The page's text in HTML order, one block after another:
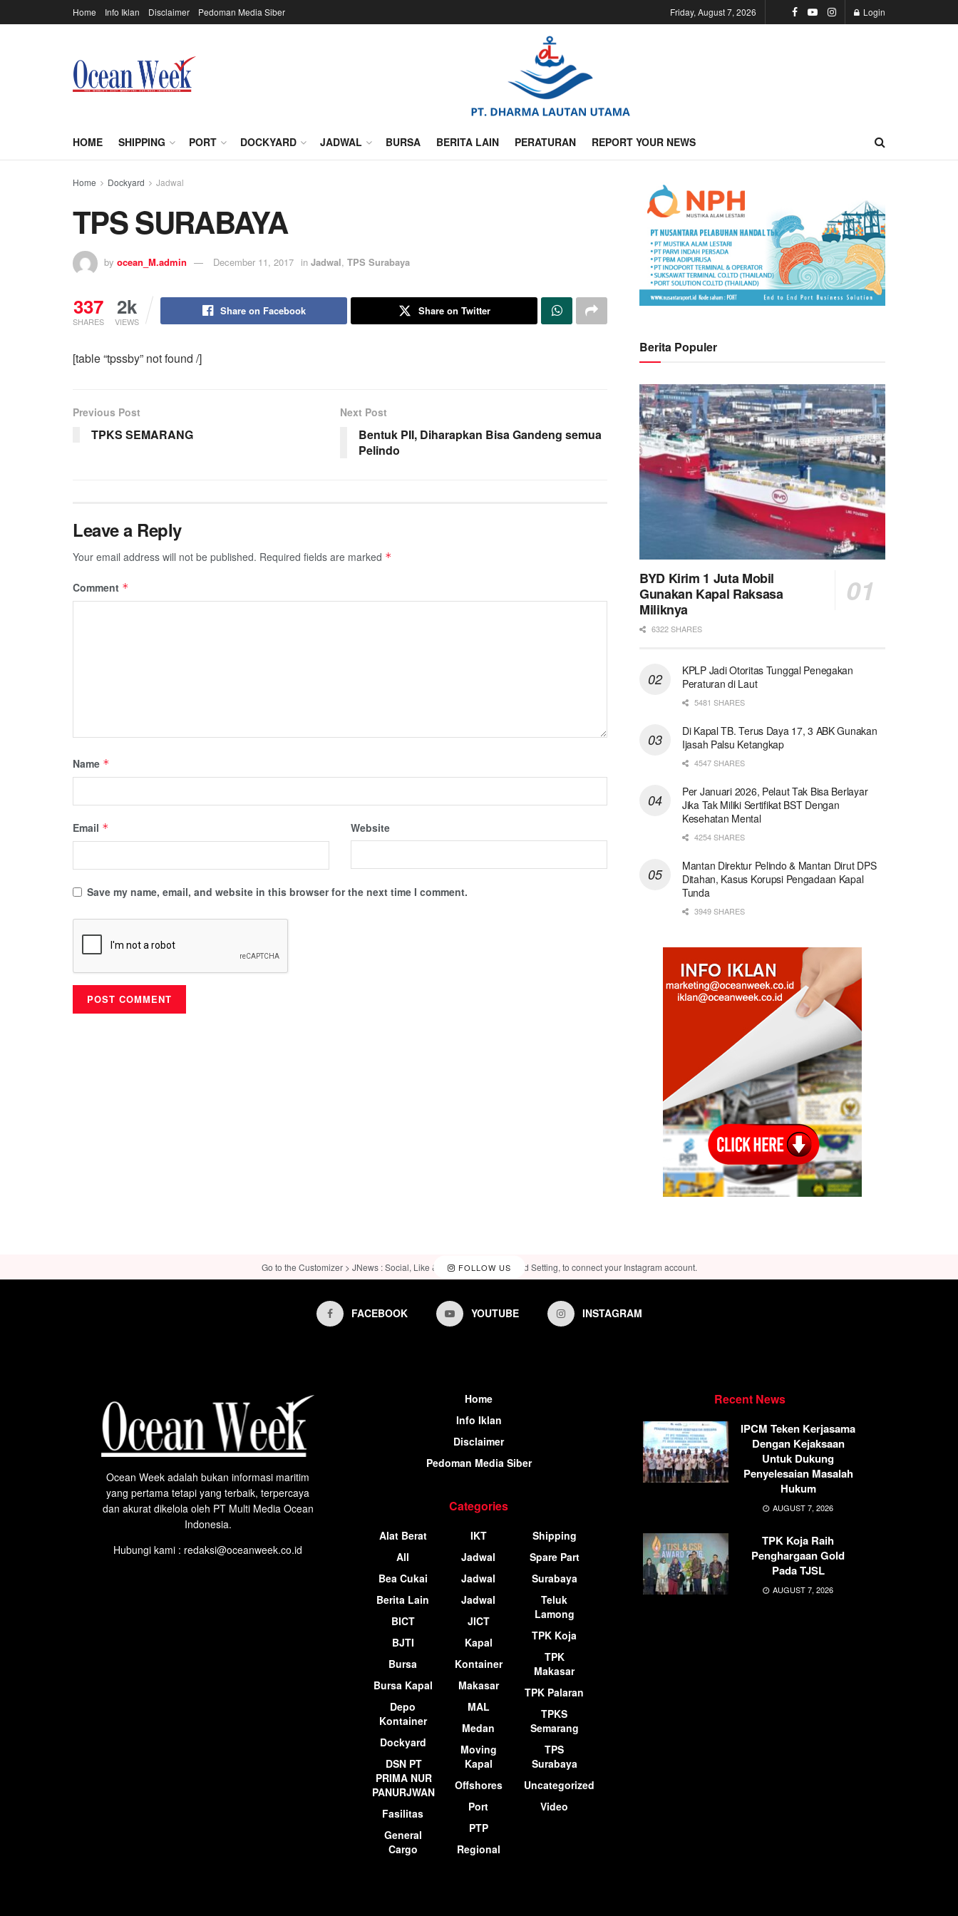
Home Info Iklan Disclaimer Pedoman Media Siber Friday, August 7, 2026 Login
HOME SHIPPING PORT DOCKYARD JADWAL BURSA BERITA LAIN PERATURAN REPORT YOUR NEWS
Home Dockyard Jadwal
TPS SURABAYA
by ocean_M.admin December 11, 2017 in Jadwal, TPS Surabaya
337
SHARES
2k
VIEWS
Share on Facebook Share on Twitter
[table “tpssby” not found /]
Previous Post
TPKS SEMARANG
Next Post
Bentuk PII, Diharapkan Bisa Gandeng semua
Pelindo
Leave a Reply
Your email address will not be published. Required fields are marked *
Comment *
Name *
Email * Website
Save my name, email, and website in this browser for the next time I comment.
Berita Populer
BYD Kirim 1 Juta Mobil
Gunakan Kapal Raksasa
Miliknya
6322 SHARES
KPLP Jadi Otoritas Tunggal Penegakan
Peraturan di Laut
5481 SHARES
Di Kapal TB. Terus Daya 17, 3 ABK Gunakan
Ijasah Palsu Ketangkap
4547 SHARES
Per Januari 2026, Pelaut Tak Bisa Berlayar
Jika Tak Miliki Sertifikat BST Dengan
Kesehatan Mental
4254 SHARES
Mantan Direktur Pelindo & Mantan Dirut DPS
Ditahan, Kasus Korupsi Pengadaan Kapal
Tunda
3949 SHARES
FOLLOW US
Go to the Customizer > JNews : Social, Like & View > Instagram Feed Setting, to connect your Instagram account.
FACEBOOK YOUTUBE INSTAGRAM
Ocean Week adalah bukan informasi maritim
yang pertama tetapi yang terbaik, terpercaya
dan akurat dikelola oleh PT Multi Media Ocean
Indonesia.
Hubungi kami : redaksi@oceanweek.co.id
Home
Info Iklan
Disclaimer
Pedoman Media Siber
Categories
Alat Berat
All
Bea Cukai
Berita Lain
BICT
BJTI
Bursa
Bursa Kapal
Depo
Kontainer
Dockyard
DSN PT
PRIMA NUR
PANURJWAN
Fasilitas
General
Cargo
IKT
Jadwal
Jadwal
Jadwal
JICT
Kapal
Kontainer
Makasar
MAL
Medan
Moving
Kapal
Offshores
Port
PTP
Regional
Shipping
Spare Part
Surabaya
Teluk
Lamong
TPK Koja
TPK
Makasar
TPK Palaran
TPKS
Semarang
TPS
Surabaya
Uncategorized
Video
Recent News
IPCM Teken Kerjasama
Dengan Kejaksaan
Untuk Dukung
Penyelesaian Masalah
Hukum
AUGUST 7, 2026
TPK Koja Raih
Penghargaan Gold
Pada TJSL
AUGUST 7, 2026